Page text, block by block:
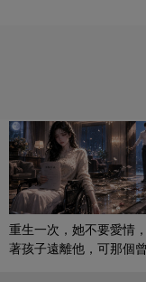
重生一次，她不要愛情
著孩子遠離他，可那個曾